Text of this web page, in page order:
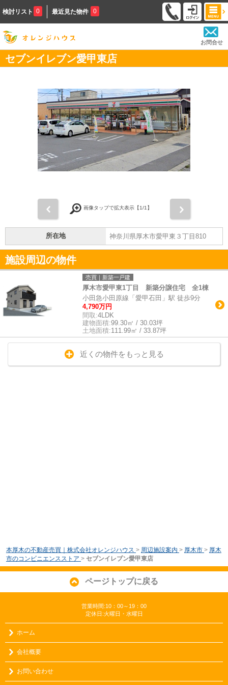
検討リスト 0 最近見た物件 0
お問合せ
セブンイレブン愛甲東店
画像タップで拡大表示【1/1】
所在地 神奈川県厚木市愛甲東３丁目810
施設周辺の物件
売買｜新築一戸建
厚木市愛甲東1丁目 新築分譲住宅 全1棟
小田急小田原線「愛甲石田」駅 徒歩9分
4,790万円
間取:4LDK
建物面積:99.30㎡ / 30.03坪
土地面積:111.99㎡ / 33.87坪
近くの物件をもっと見る
本厚木の不動産売買｜株式会社オレンジハウス > 周辺施設案内 > 厚木市 > 厚木
市のコンビニエンスストア > セブンイレブン愛甲東店
ページトップに戻る
営業時間:10：00～19：00
定休日:火曜日・水曜日
ホーム
会社概要
お問い合わせ